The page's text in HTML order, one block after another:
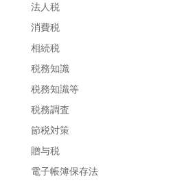
法人税
消費税
相続税
税務知識
税務知識等
税務調査
節税対策
贈与税
電子帳簿保存法